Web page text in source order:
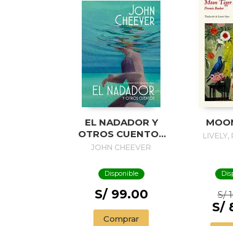
EL NADADOR Y
OTROS CUENTOS
(EDICIÓN
SWIMMER AND
OTHER STORIES (
ILLUSTRADED
EDITION)
JOHN CHEEVER
Disponible
S/ 99.00
Comprar
LIVELY,
S/
S/